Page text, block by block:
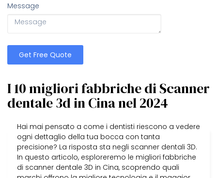
Message
Get Free Quote
I 10 migliori fabbriche di Scanner
dentale 3d in Cina nel 2024
Hai mai pensato a come i dentisti riescono a vedere
ogni dettaglio della tua bocca con tanta
precisione? La risposta sta negli scanner dentali 3D.
In questo articolo, esploreremo le migliori fabbriche
di scanner dentale 3D in Cina, scoprendo quali